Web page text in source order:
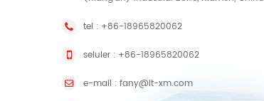
tel : +86-18965820062
seluler : +86-18965820062
e-mail : fany@lt-xm.com